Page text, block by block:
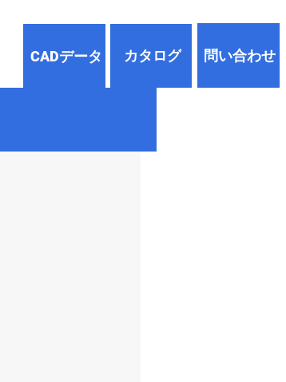
CADデータ カタログ 問い合わせ